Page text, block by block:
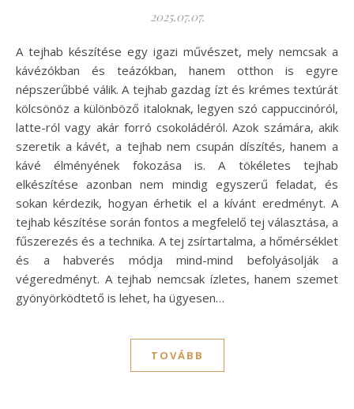
2025.07.07.
A tejhab készítése egy igazi művészet, mely nemcsak a
kávézókban és teázókban, hanem otthon is egyre
népszerűbbé válik. A tejhab gazdag ízt és krémes textúrát
kölcsönöz a különböző italoknak, legyen szó cappuccinóról,
latte-ról vagy akár forró csokoládéról. Azok számára, akik
szeretik a kávét, a tejhab nem csupán díszítés, hanem a
kávé élményének fokozása is. A tökéletes tejhab
elkészítése azonban nem mindig egyszerű feladat, és
sokan kérdezik, hogyan érhetik el a kívánt eredményt. A
tejhab készítése során fontos a megfelelő tej választása, a
fűszerezés és a technika. A tej zsírtartalma, a hőmérséklet
és a habverés módja mind-mind befolyásolják a
végeredményt. A tejhab nemcsak ízletes, hanem szemet
gyönyörködtető is lehet, ha ügyesen…
TOVÁBB